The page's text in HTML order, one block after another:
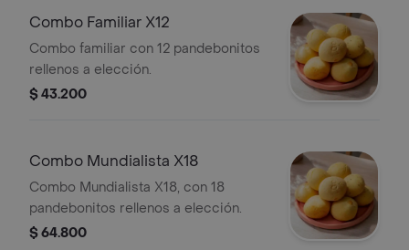
Combo Familiar X12
Combo familiar con 12 pandebonitos
rellenos a elección.
$ 43.200
Combo Mundialista X18
Combo Mundialista X18, con 18
pandebonitos rellenos a elección.
$ 64.800